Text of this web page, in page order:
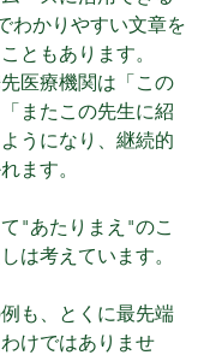
わかりやすい文章を
ともあります。
医療機関は「この
またこの先生に紹
うになり、継続的
ます。
"あたりまえ"のこ
は考えています。
も、とくに最先端
けではありませ